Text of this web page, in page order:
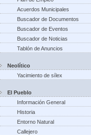
Acuerdos Municipales
Buscador de Documentos
Buscador de Eventos
Buscador de Noticias
Tablón de Anuncios
Neolítico
Yacimiento de sílex
El Pueblo
Información General
Historia
Entorno Natural
Callejero